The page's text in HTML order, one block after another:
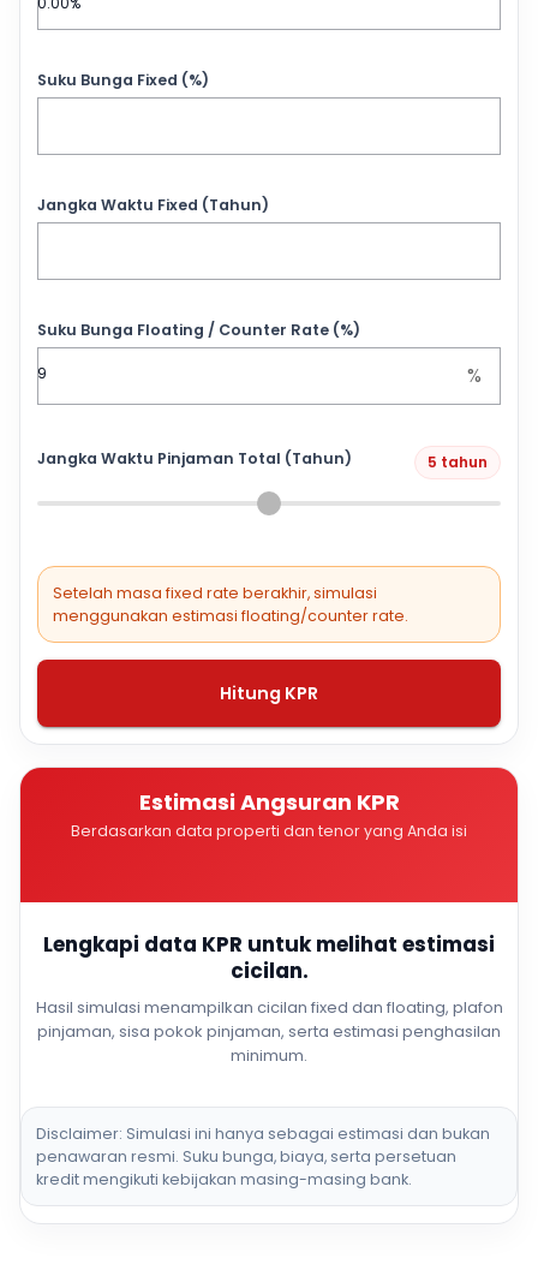
Suku Bunga Fixed (%)
Jangka Waktu Fixed (Tahun)
Suku Bunga Floating / Counter Rate (%)
%
Jangka Waktu Pinjaman Total (Tahun) 5 tahun
Setelah masa fixed rate berakhir, simulasi
menggunakan estimasi floating/counter rate.
Hitung KPR
Estimasi Angsuran KPR
Berdasarkan data properti dan tenor yang Anda isi
Lengkapi data KPR untuk melihat estimasi
cicilan.
Hasil simulasi menampilkan cicilan fixed dan floating, plafon
pinjaman, sisa pokok pinjaman, serta estimasi penghasilan
minimum.
Disclaimer: Simulasi ini hanya sebagai estimasi dan bukan
penawaran resmi. Suku bunga, biaya, serta persetuan
kredit mengikuti kebijakan masing-masing bank.